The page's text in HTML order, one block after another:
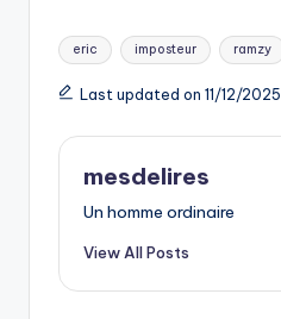
Tags:
eric imposteur ramzy
Last updated on 11/12/2025
mesdelires
Un homme ordinaire
View All Posts